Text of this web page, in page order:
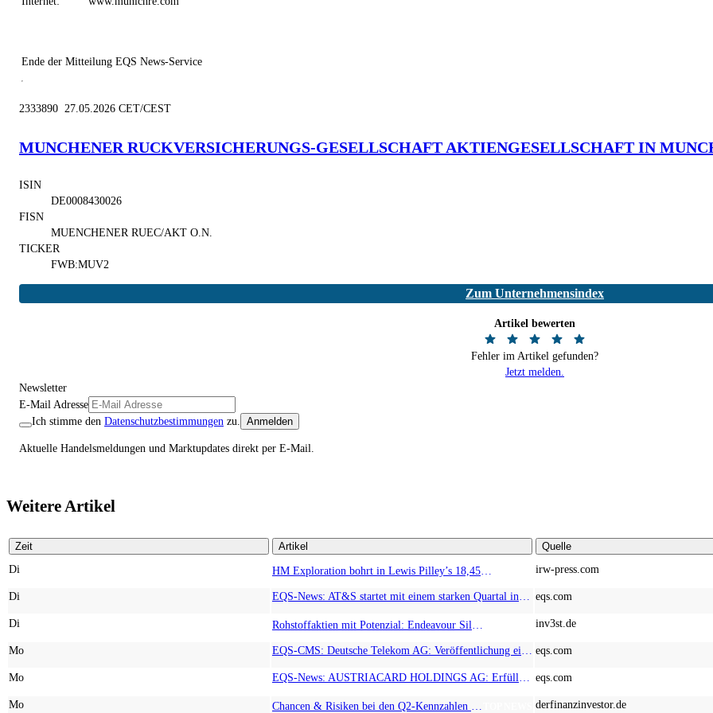
Ende der Mitteilung EQS News-Service
2333890 27.05.2026 CET/CEST
MUNCHENER RUCKVERSICHERUNGS-GESELLSCHAFT AKTIENGESELLSCHAFT IN
ISIN
DE0008430026
FISN
MUENCHENER RUEC/AKT O.N.
TICKER
FWB:MUV2
Zum Unternehmensindex
Artikel bewerten
Fehler im Artikel gefunden?
Jetzt melden.
Newsletter
E-Mail Adresse
Ich stimme den Datenschutzbestimmungen zu. Anmelden
Aktuelle Handelsmeldungen und Marktupdates direkt per E-Mail.
Weitere Artikel
Zeit Artikel
Quelle
Di
irw-press.com
Di eqs.com
Di inv3st.de
Mo eqs.com
Mo eqs.com
Mo derfinanzinvestor.de